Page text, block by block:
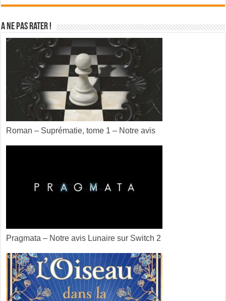
A ne pas rater !
Roman – Suprématie, tome 1 – Notre avis
Pragmata – Notre avis Lunaire sur Switch 2